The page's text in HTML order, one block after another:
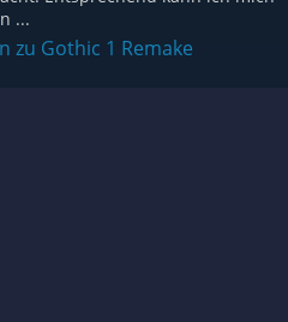
...
zu Gothic 1 Remake